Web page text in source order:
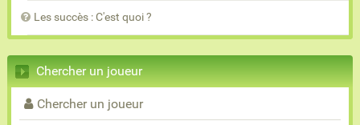
Les succès : C'est quoi ?
Chercher un joueur
Chercher un joueur